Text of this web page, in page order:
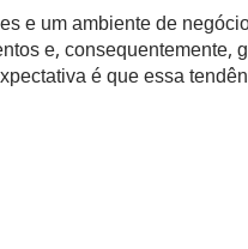
e um ambiente de
e, consequentemente,
é que essa